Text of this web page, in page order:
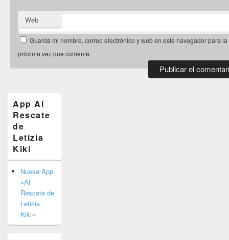
Web
Guarda mi nombre, correo electrónico y web en este navegador para la
próxima vez que comente.
widget
barra
lateral
primaria
App Al
Rescate
de
Letizia
Kiki
Nueva App
«Al
Rescate de
Letizia
Kiki»